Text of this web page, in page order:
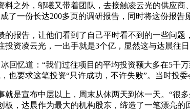
之外，邬曦又带着团队，去接触凌云光的供应
了一份长达200多页的调研报告，同时将这份报告
报告，让他们看到了自己平时看不到的一些问
资凌云光，一出手就是3个亿，显然这与达晨往日
回忆道：“我们过往项目的平均投资额大多在5千
也要求这笔投资“只许成功，不许失败”。当时投
是宣布中层以上，周末从休两天到休一天。“很
，达晨作为最大的机构股东，缔造了一笔漂亮的